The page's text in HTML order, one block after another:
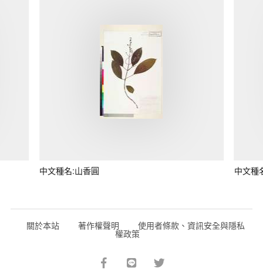
中文種名:山香圓 中文種
關於本站 著作權聲明 使用者條款、資訊安全與隱私
權政策